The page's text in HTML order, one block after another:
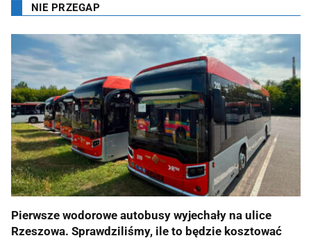
NIE PRZEGAP
Pierwsze wodorowe autobusy wyjechały na ulice
Rzeszowa. Sprawdziliśmy, ile to będzie kosztować